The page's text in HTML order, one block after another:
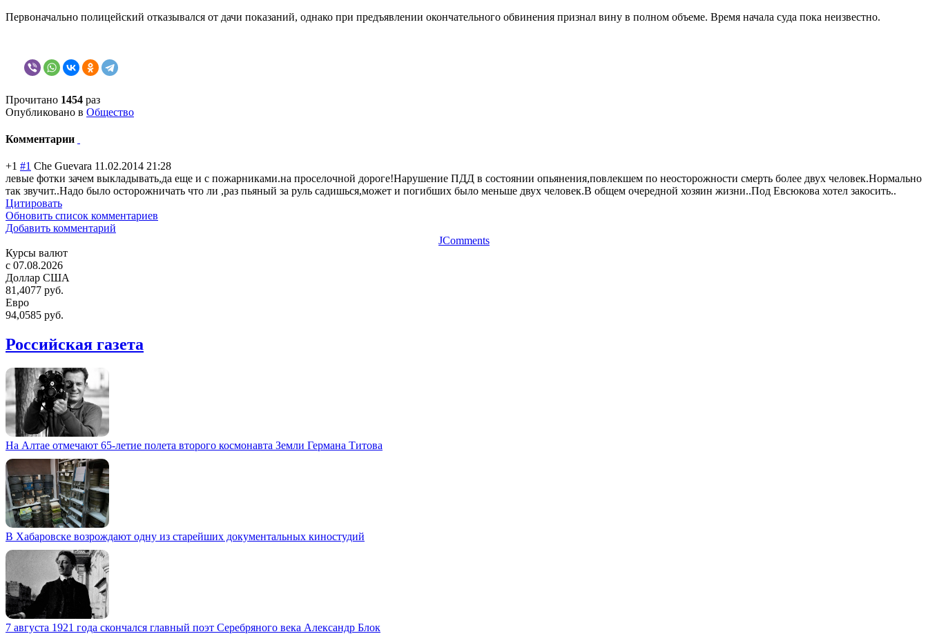
Первоначально полицейский отказывался от дачи показаний, однако при предъявлении окончательного обвинения признал вину в полном объеме. Время начала суда пока неизвестно.
Прочитано 1454 раз
Опубликовано в Общество
Комментарии
+1 #1 Che Guevara 11.02.2014 21:28
левые фотки зачем выкладывать,да еще и с пожарниками.на проселочной дороге!Нарушение ПДД в состоянии опьянения,повлекшем по неосторожности смерть более двух человек.Нормально
так звучит..Надо было осторожничать что ли ,раз пьяный за руль садишься,может и погибших было меньше двух человек.В общем очередной хозяин жизни..Под Евсюкова хотел закосить..
Цитировать
Обновить список комментариев
Добавить комментарий
JComments
Курсы валют
c 07.08.2026
Доллар США
81,4077 руб.
Евро
94,0585 руб.
Российская газета
На Алтае отмечают 65-летие полета второго космонавта Земли Германа Титова
В Хабаровске возрождают одну из старейших документальных киностудий
7 августа 1921 года скончался главный поэт Серебряного века Александр Блок